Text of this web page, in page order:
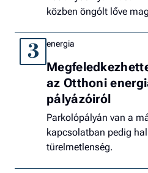
közben öngólt lőve
3 energia
az Otthoni
pályázóiról
Parkolópályán van a
kapcsolatban pedig
türelmetlenség.